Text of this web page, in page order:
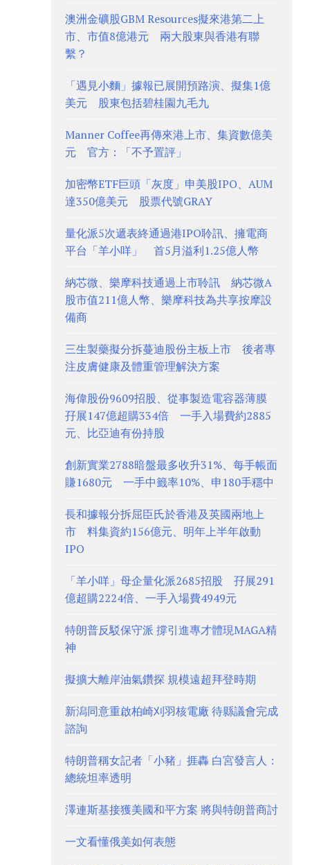
澳洲金礦股GBM Resources擬來港第二上
市、市值8億港元 兩大股東與香港有聯
繫？
「遇見小麵」據報已展開預路演、擬集1億
美元 股東包括碧桂園九毛九
Manner Coffee再傳來港上市、集資數億美
元 官方：「不予置評」
加密幣ETF巨頭「灰度」申美股IPO、AUM
達350億美元 股票代號GRAY
量化派5次遞表終通過港IPO聆訊、擁電商
平台「羊小咩」 首5月溢利1.25億人幣
納芯微、樂摩科技通過上市聆訊 納芯微A
股市值211億人幣、樂摩科技為共享按摩設
備商
三生製藥擬分拆蔓迪股份主板上市 後者專
注皮膚健康及體重管理解決方案
海偉股份9609招股、從事製造電容器薄膜
孖展147億超購334倍 一手入場費約2885
元、比亞迪有份持股
創新實業2788暗盤最多收升31%、每手帳面
賺1680元 一手中籤率10%、申180手穩中
長和據報分拆屈臣氏於香港及英國兩地上
市 料集資約156億元、明年上半年啟動
IPO
「羊小咩」母企量化派2685招股 孖展291
億超購2224倍、一手入場費4949元
特朗普反駁保守派 撐引進專才體現MAGA精
神
擬擴大離岸油氣鑽探 規模遠超拜登時期
新潟同意重啟柏崎刈羽核電廠 待縣議會完成
諮詢
特朗普稱女記者「小豬」捱轟 白宮發言人：
總統坦率透明
澤連斯基接獲美國和平方案 將與特朗普商討
一文看懂俄美如何表態